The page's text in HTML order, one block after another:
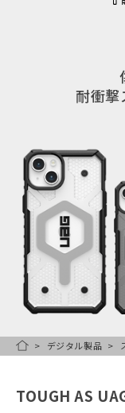
耐衝撃
HOMEデジタル製品
TOUGH AS